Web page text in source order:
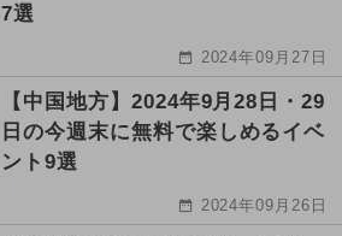
7選
2024年09月27日
【中国地方】2024年9月28日・29
日の今週末に無料で楽しめるイベ
ント9選
2024年09月26日